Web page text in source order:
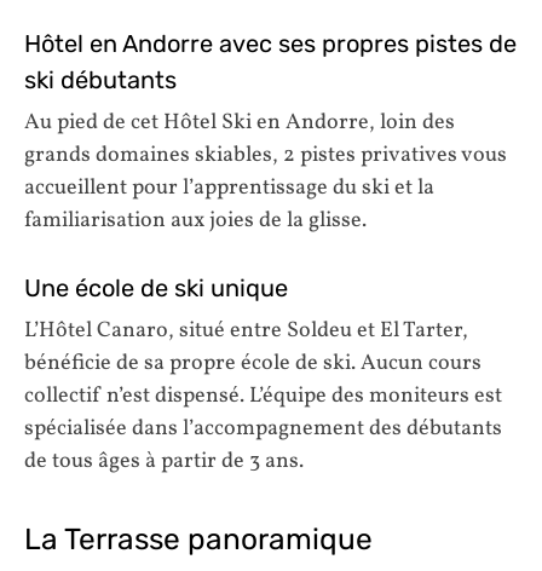
Hôtel en Andorre avec ses propres pistes de
ski débutants
Au pied de cet Hôtel Ski en Andorre, loin des
grands domaines skiables, 2 pistes privatives vous
accueillent pour l’apprentissage du ski et la
familiarisation aux joies de la glisse.
Une école de ski unique
L’Hôtel Canaro, situé entre Soldeu et El Tarter,
bénéficie de sa propre école de ski. Aucun cours
collectif n’est dispensé. L’équipe des moniteurs est
spécialisée dans l’accompagnement des débutants
de tous âges à partir de 3 ans.
La Terrasse panoramique